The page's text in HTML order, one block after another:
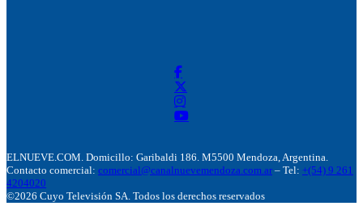
ELNUEVE.COM. Domicillo: Garibaldi 186. M5500 Mendoza, Argentina.
Contacto comercial: comercial@canalnuevemendoza.com.ar – Tel: +(54) 9 261
4204020
©2026 Cuyo Televisión SA. Todos los derechos reservados